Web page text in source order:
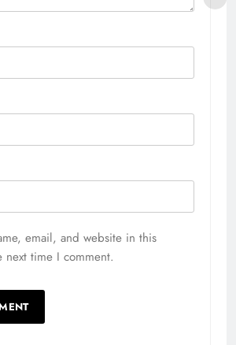
email, and website in this
next time I comment.